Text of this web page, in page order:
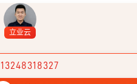
立业云
13248318327